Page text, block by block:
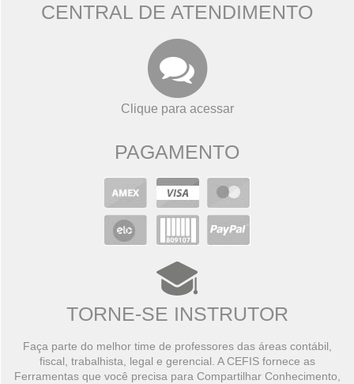
CENTRAL DE ATENDIMENTO
Clique para acessar
PAGAMENTO
TORNE-SE INSTRUTOR
Faça parte do melhor time de professores das áreas contábil,
fiscal, trabalhista, legal e gerencial. A CEFIS fornece as
Ferramentas que você precisa para Compartilhar Conhecimento,